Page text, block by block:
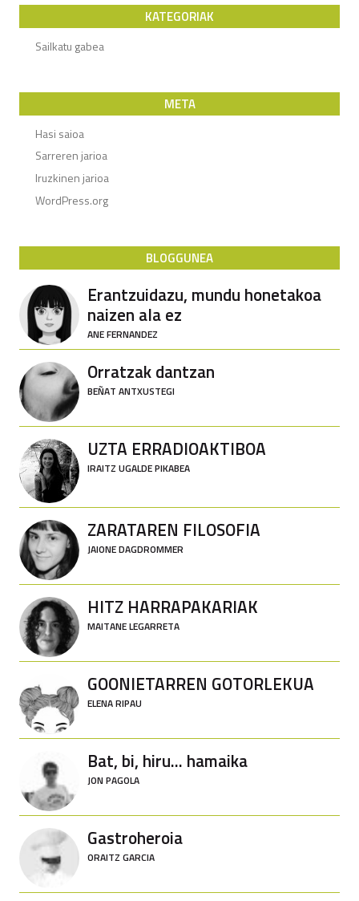
KATEGORIAK
Sailkatu gabea
META
Hasi saioa
Sarreren jarioa
Iruzkinen jarioa
WordPress.org
BLOGGUNEA
Erantzuidazu, mundu honetakoa
naizen ala ez
ANE FERNANDEZ
Orratzak dantzan
BEÑAT ANTXUSTEGI
UZTA ERRADIOAKTIBOA
IRAITZ UGALDE PIKABEA
ZARATAREN FILOSOFIA
JAIONE DAGDROMMER
HITZ HARRAPAKARIAK
MAITANE LEGARRETA
GOONIETARREN GOTORLEKUA
ELENA RIPAU
Bat, bi, hiru... hamaika
JON PAGOLA
Gastroheroia
ORAITZ GARCIA